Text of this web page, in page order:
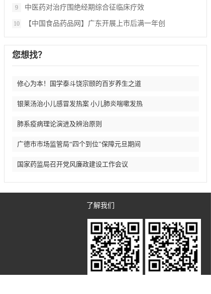
9 中医药对治疗围绝经期综合征临床疗效
10 【中国食品药品网】广东开展上市后满一年创
您想找？
修心为本！国学泰斗饶宗颐的百岁养生之道
银莱汤治小儿感冒发热案 小儿肺炎喘嗽发热
肺系疫病理论演进及辨治原则
广德市市场监管局“四个到位”保障元旦期间
国家药监局召开党风廉政建设工作会议
了解我们